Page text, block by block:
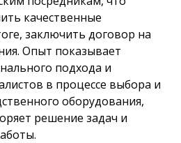
качественные
заключить договор на
Опыт показывает
подхода и
в процессе выбора и
оборудования,
решение задач и